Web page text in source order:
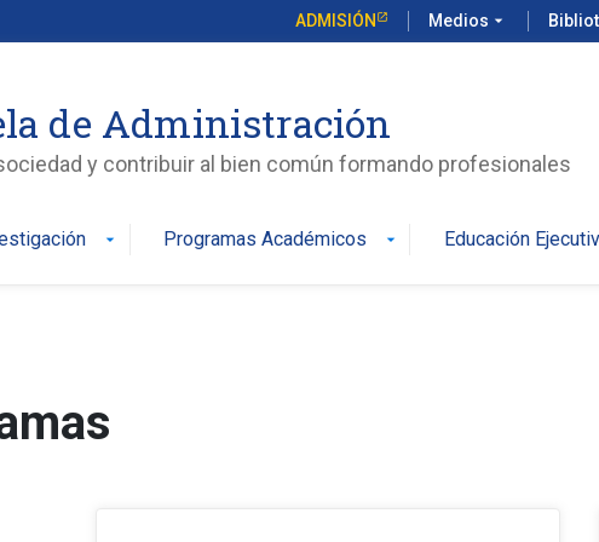
ADMISIÓN Medios arrow_drop_down
de Administración
y contribuir al bien común formando profesionales
arrow_drop_down Programas Académicos arrow_drop_down Educación